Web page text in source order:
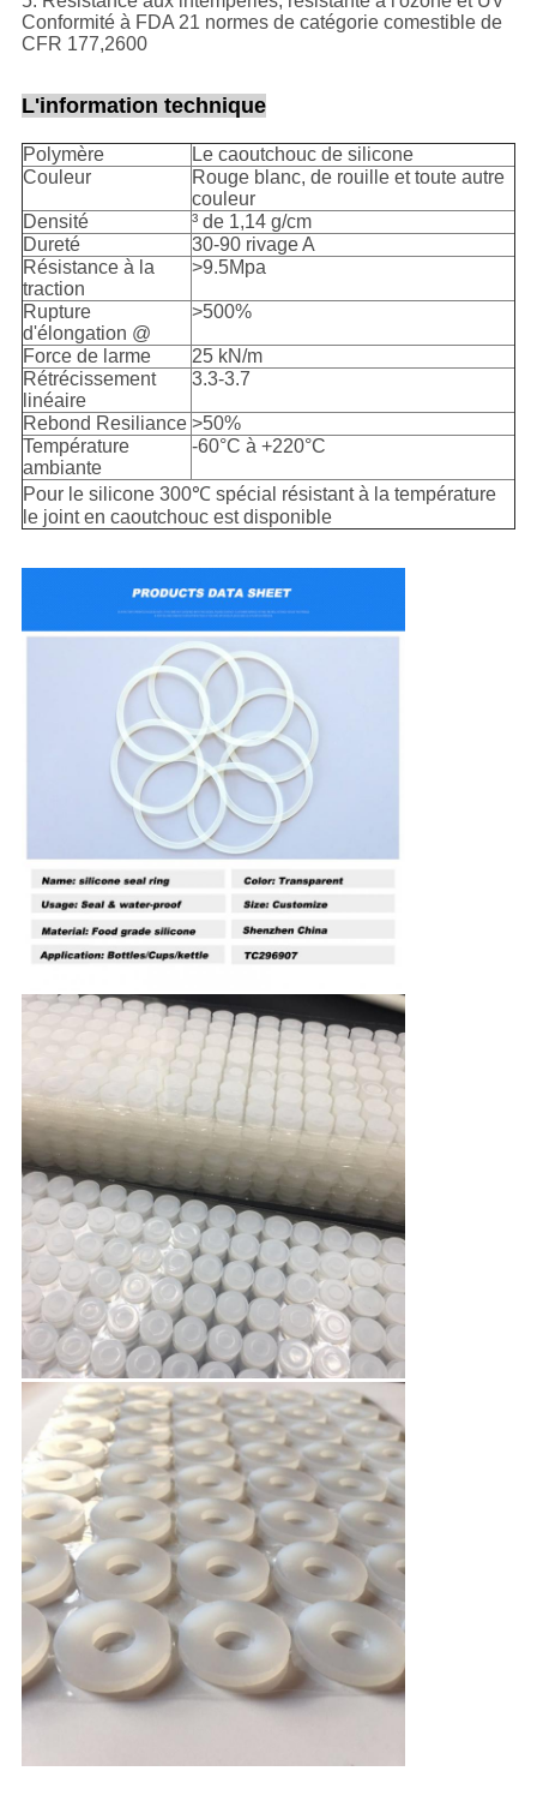
Conformité à FDA 21 normes de catégorie comestible de
CFR 177,2600
L'information technique
Polymère
Le caoutchouc de silicone
Couleur
Rouge blanc, de rouille et toute autre
couleur
Densité
³ de 1,14 g/cm
Dureté
30-90 rivage A
Résistance à la
traction
>9.5Mpa
Rupture
d'élongation @
>500%
Force de larme
25 kN/m
Rétrécissement
linéaire
3.3-3.7
Rebond Resiliance >50%
Température
ambiante
-60°C à +220°C
Pour le silicone 300℃ spécial résistant à la température
le joint en caoutchouc est disponible